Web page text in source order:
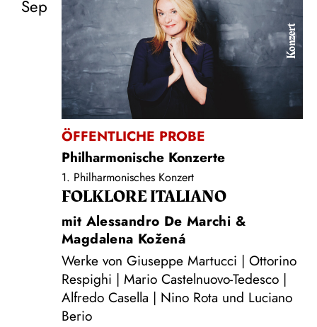
Sep
Konzert
ÖFFENTLICHE PROBE
Philharmonische Konzerte
1. Philharmonisches Konzert
FOLKLORE ITALIANO
mit Alessandro De Marchi &
Magdalena Kožená
Werke von Giuseppe Martucci | Ottorino
Respighi | Mario Castelnuovo-Tedesco |
Alfredo Casella | Nino Rota und Luciano
Berio